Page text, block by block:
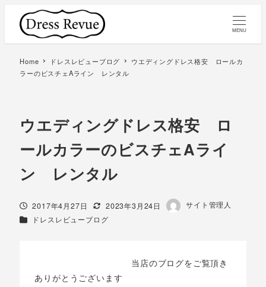
MENU
Home ドレスレビューブログ
ウエディングドレス格安 ロールカ
ラーのビスチェAライン レンタル
ウエディングドレス格安 ロ
ールカラーのビスチェAライ
ン レンタル
投稿日
2017年4月27日 更新日
2023年3月24日
著
サイト管理人
カテゴリー
ドレスレビューブログ
当店のブログをご覧頂き
ありがとうございます